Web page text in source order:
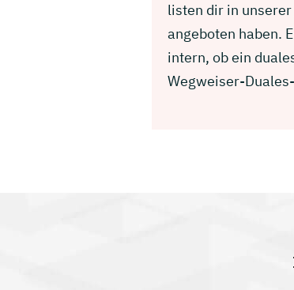
listen dir in
angeboten haben.
intern, ob ein
Wegweiser-